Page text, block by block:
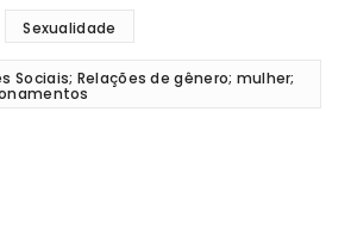
Sexualidade
Sociais; Relações de gênero; mulher;